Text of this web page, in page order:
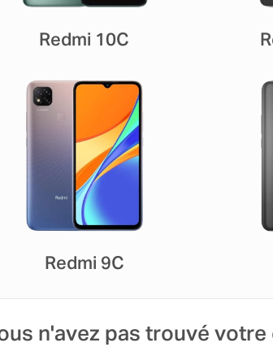
Redmi 10C
Redmi 9C
n'avez pas trouvé